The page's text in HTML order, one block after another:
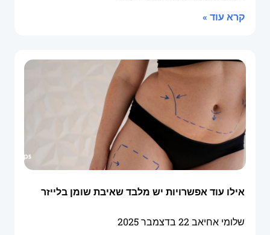
קרא עוד »
אילו עוד אפשרויות יש מלבד שאיבת שומן בלייזר
שלומי אחיאב22 בדצמבר 2025